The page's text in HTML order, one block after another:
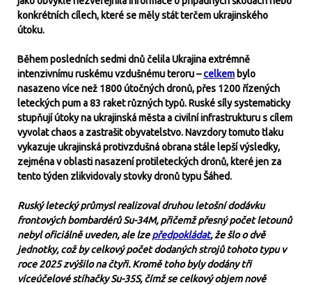
konkrétních cílech, které se měly stát terčem ukrajinského
útoku.
Během posledních sedmi dnů čelila Ukrajina extrémně
intenzivnímu ruskému vzdušnému teroru –celkem bylo
nasazeno více než 1800 útočných dronů, přes 1200 řízených
leteckých pum a 83 raket různých typů. Ruské síly systematicky
stupňují útoky na ukrajinská města a civilní infrastrukturu s cílem
vyvolat chaos a zastrašit obyvatelstvo. Navzdory tomuto tlaku
vykazuje ukrajinská protivzdušná obrana stále lepší výsledky,
zejména v oblasti nasazení protileteckých dronů, které jen za
tento týden zlikvidovaly stovky dronů typu Šáhed.
Ruský letecký průmysl realizoval druhou letošní dodávku
frontových bombardérů Su-34M, přičemž přesný počet letounů
nebyl oficiálně uveden, ale lzepředpokládat, že šlo o dvě
jednotky, což by celkový počet dodaných strojů tohoto typu v
roce 2025 zvýšilo na čtyři. Kromě toho byly dodány tři
víceúčelové stíhačky Su-35S, čímž se celkový objem nově